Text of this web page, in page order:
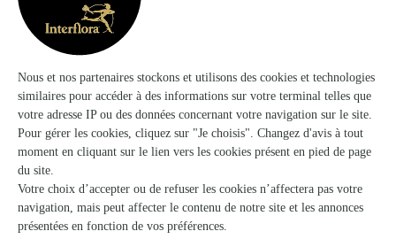
G.labaste – B.le Moulec
★★★★ ★4.5 (31)
Voir la boutique